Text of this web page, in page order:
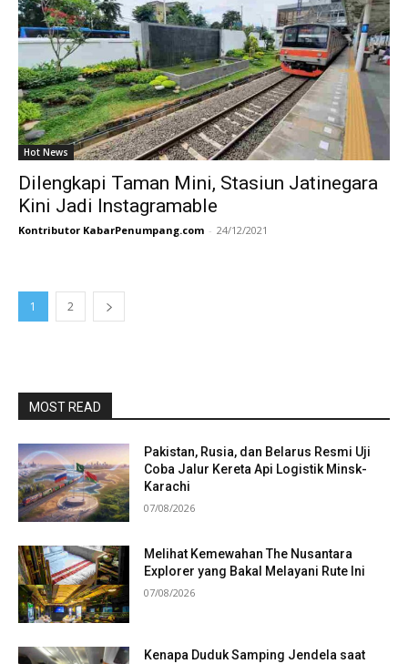
Hot News
Dilengkapi Taman Mini, Stasiun Jatinegara
Kini Jadi Instagramable
Kontributor KabarPenumpang.com - 24/12/2021
1 2
MOST READ
Pakistan, Rusia, dan Belarus Resmi Uji
Coba Jalur Kereta Api Logistik Minsk-
Karachi
07/08/2026
Melihat Kemewahan The Nusantara
Explorer yang Bakal Melayani Rute Ini
07/08/2026
Kenapa Duduk Samping Jendela saat